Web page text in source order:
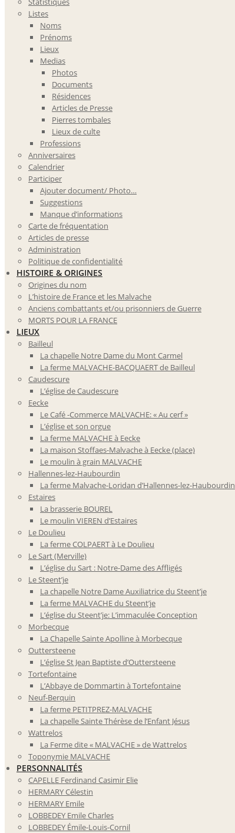
Listes
Noms
Prénoms
Lieux
Medias
Photos
Documents
Résidences
Articles de Presse
Pierres tombales
Lieux de culte
Professions
Anniversaires
Calendrier
Participer
Ajouter document/ Photo…
Suggestions
Manque d’informations
Carte de fréquentation
Articles de presse
Administration
Politique de confidentialité
HISTOIRE & ORIGINES
Origines du nom
L’histoire de France et les Malvache
Anciens combattants et/ou prisonniers de Guerre
MORTS POUR LA FRANCE
LIEUX
Bailleul
La chapelle Notre Dame du Mont Carmel
La ferme MALVACHE-BACQUAERT de Bailleul
Caudescure
L’église de Caudescure
Eecke
Le Café -Commerce MALVACHE: « Au cerf »
L’église et son orgue
La ferme MALVACHE à Eecke
La maison Stoffaes-Malvache à Eecke (place)
Le moulin à grain MALVACHE
Hallennes-lez-Haubourdin
La ferme Malvache-Loridan d’Hallennes-lez-Haubourdin
Estaires
La brasserie BOUREL
Le moulin VIEREN d’Estaires
Le Doulieu
La ferme COLPAERT à Le Doulieu
Le Sart (Merville)
L’église du Sart : Notre-Dame des Affligés
Le Steent’je
La chapelle Notre Dame Auxiliatrice du Steent’je
La ferme MALVACHE du Steent’je
L’église du Steent’je: L’immaculée Conception
Morbecque
La Chapelle Sainte Apolline à Morbecque
Outtersteene
L’église St Jean Baptiste d’Outtersteene
Tortefontaine
L’Abbaye de Dommartin à Tortefontaine
Neuf-Berquin
La ferme PETITPREZ-MALVACHE
La chapelle Sainte Thérèse de l’Enfant Jésus
Wattrelos
La Ferme dite « MALVACHE » de Wattrelos
Toponymie MALVACHE
PERSONNALITÉS
CAPELLE Ferdinand Casimir Elie
HERMARY Célestin
HERMARY Emile
LOBBEDEY Emile Charles
LOBBEDEY Émile-Louis-Cornil